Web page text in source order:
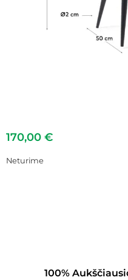
170,00 €
Neturime
100%